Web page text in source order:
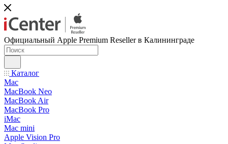
Официальный Apple Premium Reseller в Калининграде
Каталог
Mac
MacBook Neo
MacBook Air
MacBook Pro
iMac
Mac mini
Apple Vision Pro